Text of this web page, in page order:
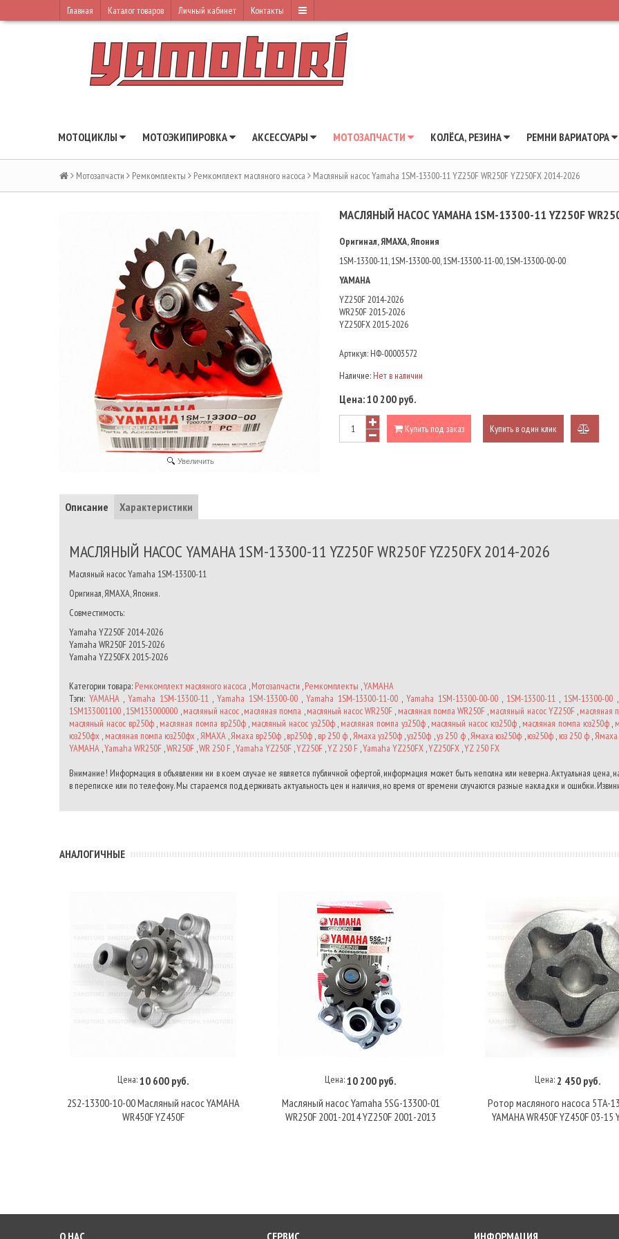
Главная Каталог товаров Личный кабинет Контакты
МОТОЦИКЛЫ МОТОЭКИПИРОВКА АКСЕССУАРЫ МОТОЗАПЧАСТИ КОЛЁСА, РЕЗИНА РЕМНИ ВАРИАТОРА
Мотозапчасти Ремкомплекты Ремкомплект масляного насоса Масляный насос Yamaha 1SM-13300-11 YZ250F WR250F YZ250FX 2014-2026
Увеличить
МАСЛЯНЫЙ НАСОС YAMAHA 1SM-13300-11 YZ250F
Оригинал, ЯМАХА, Япония
1SM-13300-11, 1SM-13300-00, 1SM-13300-11-00, 1SM-13300-00-00
YAMAHA
YZ250F 2014-2026
WR250F 2015-2026
YZ250FX 2015-2026
Артикул: НФ-00003572
Наличие: Нет в наличии
Цена:10 200 руб.
Купить под заказ Купить в один клик
Описание Характеристики
МАСЛЯНЫЙ НАСОС YAMAHA 1SM-13300-11 YZ250F WR250F YZ250FX 2014-2026
Масляный насос Yamaha 1SM-13300-11
Оригинал, ЯМАХА, Япония.
Совместимость:
Yamaha YZ250F 2014-2026
Yamaha WR250F 2015-2026
Yamaha YZ250FX 2015-2026
Категории товара: Ремкомплект масляного насоса ,Мотозапчасти ,Ремкомплекты ,YAMAHA
Тэги: YAMAHA, Yamaha 1SM-13300-11, Yamaha 1SM-13300-00, Yamaha 1SM-13300-11-00, Yamaha 1SM-13300-00-00, 1SM-13300-11, 1SM-13300-00 ,
1SM133001100 ,1SM133000000 ,масляный насос,масляная помпа ,масляный насос WR250F , масляная помпа WR250F ,масляный насос YZ250F,масляная
масляный насос вр250ф, масляная помпа вр250ф, масляный насос уз250ф, масляная помпа уз250ф, масляный насос юз250ф, масляная помпа юз250ф,
юз250фх , масляная помпа юз250фх ,ЯМАХА,Ямаха вр250ф ,вр250ф , вр 250 ф ,Ямаха уз250ф,уз250ф ,уз 250 ф,Ямаха юз250ф ,юз250ф, юз 250 ф ,Ямаха
YAMAHA ,Yamaha WR250F ,WR250F ,WR 250 F ,Yamaha YZ250F ,YZ250F ,YZ 250 F ,Yamaha YZ250FX ,YZ250FX ,YZ 250 FX
Внимание! Информация в объявлении ни в коем случае не является публичной офертой, информация может быть неполна или неверна. Актуальная цена,
в переписке или по телефону. Мы стараемся поддерживать актуальность цен и наличия, но время от времени случаются разные накладки и ошибки.
АНАЛОГИЧНЫЕ
В корзину
Цена:10 600 руб.
2S2-13300-10-00 Масляный насос YAMAHA
WR450F YZ450F
В корзину
Цена:10 200 руб.
Масляный насос Yamaha 5SG-13300-01
WR250F 2001-2014 YZ250F 2001-2013
В корзину
Цена: 2 450 руб.
Ротор масляного насоса 5TA-
YAMAHA WR450F YZ450F 03-15